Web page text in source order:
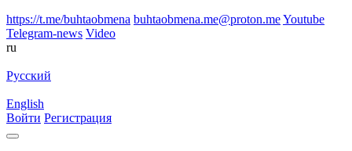
https://t.me/buhtaobmena buhtaobmena.me@proton.meYoutube
Telegram-news Video
ru
Русский
English
Войти Регистрация